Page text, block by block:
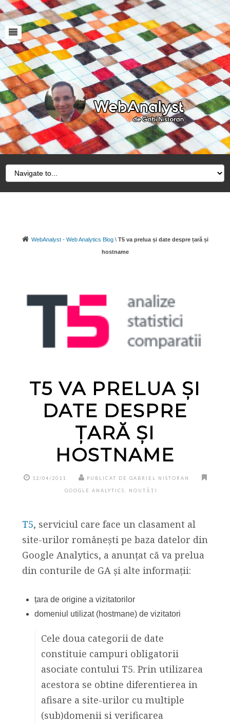
WebAnalyst - Web Analytics Blog\ T5 va prelua și date despre țară și
hostname
T5 VA PRELUA ȘI
DATE DESPRE
ȚARĂ ȘI
HOSTNAME
12/04/2011 PUBLICAT DE GABRIEL NISTORAN
GOOGLE ANALYTICS NOUTĂȚI
T5, serviciul care face un clasament al
site-urilor românești pe baza datelor din
Google Analytics, a anunțat că va prelua
din conturile de GA și alte informații:
țara de origine a vizitatorilor
domeniul utilizat (hostmane) de vizitatori
Cele doua categorii de date
constituie campuri obligatorii
asociate contului T5. Prin utilizarea
acestora se obtine diferentierea in
afisare a site-urilor cu multiple
(sub)domenii si verificarea